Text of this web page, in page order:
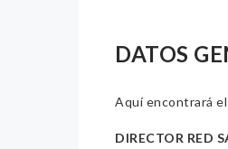
DATOS
Aquí encontrará
DIRECTOR RED